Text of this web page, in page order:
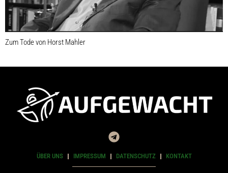
Zum Tode von Horst Mahler
ÜBER UNS IMPRESSUM DATENSCHUTZ KONTAKT